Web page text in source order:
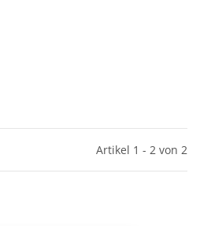
Artikel 1 - 2 von 2